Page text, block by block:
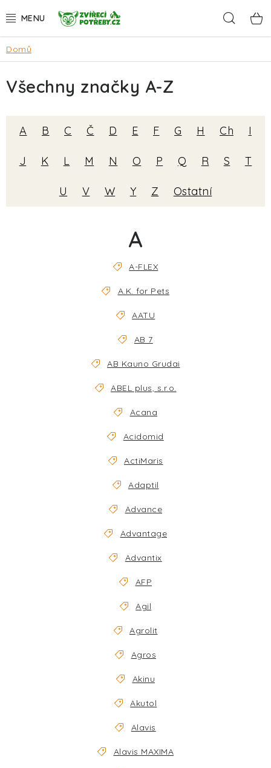
na
AKCE
DÁRKY
Prodejna
Moje objednávka
FAQ - Často kladené dotazy
Volná místa
Plemena koček
Domů
Všechny značky A-Z
A B C Č D E F G H Ch I
J K L M N O P Q R S T
U V W Y Z Ostatní
A
A-FLEX
A.K. for Pets
AATU
AB 7
AB Kauno Grudai
ABEL plus, s.r.o.
Acana
Acidomid
ActiMaris
Adaptil
Advance
Advantage
Advantix
AFP
Agil
Agrolit
Agros
Akinu
Akutol
Alavis
Alavis MAXIMA